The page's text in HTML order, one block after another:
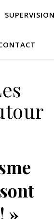
SUPERVISION
»